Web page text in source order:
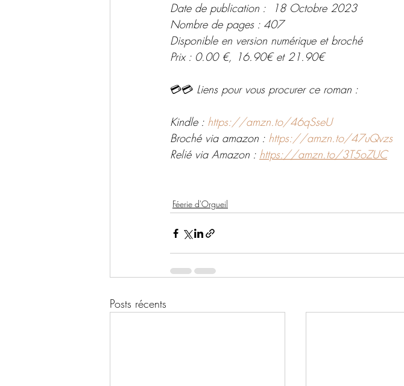
Date de publication :  18 Octobre 2023
Nombre de pages : 407
Disponible en version numérique et broché
Prix : 0.00 €, 16.90€ et 21.90€
💳💳 Liens pour vous procurer ce roman :
Kindle : https://amzn.to/46qSseU
Broché via amazon : https://amzn.to/47uQvzs
Relié via Amazon : https://amzn.to/3T5oZUC
Féerie d'Orgueil
Posts récents